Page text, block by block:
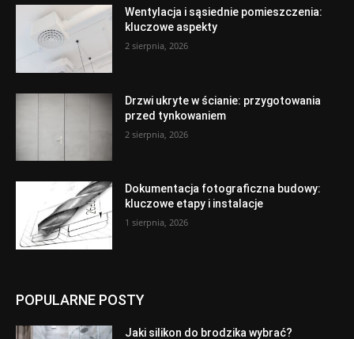
Wentylacja i sąsiednie pomieszczenia:
kluczowe aspekty
2 sierpnia, 2026
Drzwi ukryte w ścianie: przygotowania
przed tynkowaniem
2 sierpnia, 2026
Dokumentacja fotograficzna budowy:
kluczowe etapy i instalacje
1 sierpnia, 2026
POPULARNE POSTY
Jaki silikon do brodzika wybrać?